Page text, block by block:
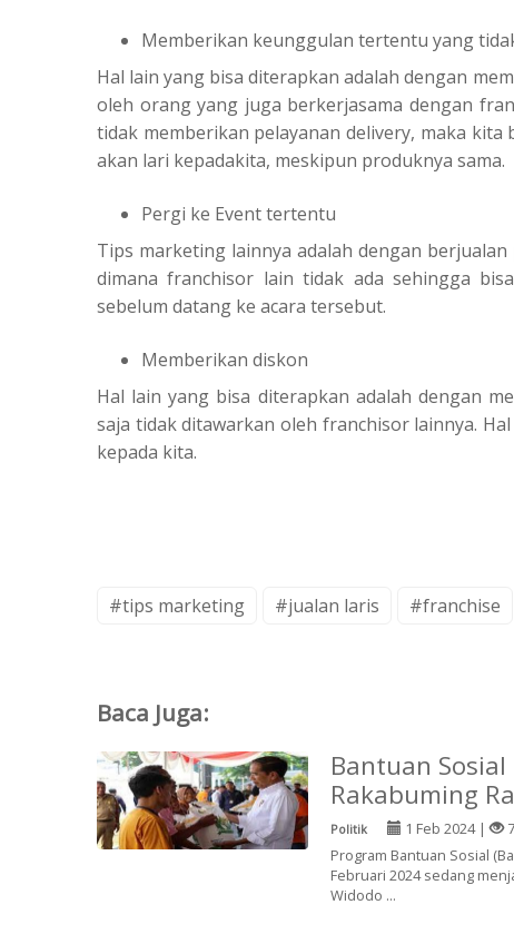
Memberikan keunggulan tertentu yang
Hal lain yang bisa diterapkan adalah dengan
oleh orang yang juga berkerjasama dengan
tidak memberikan pelayanan delivery, maka
akan lari kepadakita, meskipun produknya sama.
Pergi ke Event tertentu
Tips marketing lainnya adalah dengan
dimana franchisor lain tidak ada sehingga
sebelum datang ke acara tersebut.
Memberikan diskon
Hal lain yang bisa diterapkan adalah dengan
saja tidak ditawarkan oleh franchisor lainnya.
kepada kita.
#tips marketing #jualan laris #franchise
Baca Juga:
Bantuan
Rakabuming
Politik 1 Feb 2024 |
Program Bantuan Sosial
Februari 2024 sedang
Widodo ...